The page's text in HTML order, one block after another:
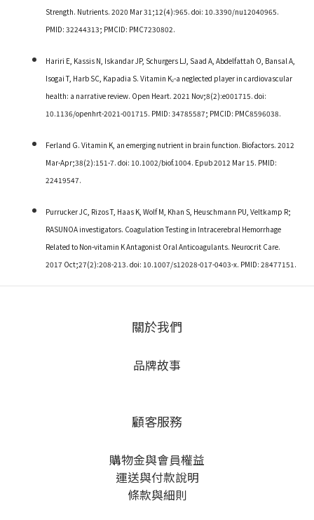
Strength. Nutrients. 2020 Mar 31;12(4):965. doi: 10.3390/nu12040965.
PMID: 32244313; PMCID: PMC7230802.
Hariri E, Kassis N, Iskandar JP, Schurgers LJ, Saad A, Abdelfattah O, Bansal A,
Isogai T, Harb SC, Kapadia S. Vitamin K2-a neglected player in cardiovascular
health: a narrative review. Open Heart. 2021 Nov;8(2):e001715. doi:
10.1136/openhrt-2021-001715. PMID: 34785587; PMCID: PMC8596038.
Ferland G. Vitamin K, an emerging nutrient in brain function. Biofactors. 2012
Mar-Apr;38(2):151-7. doi: 10.1002/biof.1004. Epub 2012 Mar 15. PMID:
22419547.
Purrucker JC, Rizos T, Haas K, Wolf M, Khan S, Heuschmann PU, Veltkamp R;
RASUNOA investigators. Coagulation Testing in Intracerebral Hemorrhage
Related to Non-vitamin K Antagonist Oral Anticoagulants. Neurocrit Care.
2017 Oct;27(2):208-213. doi: 10.1007/s12028-017-0403-x. PMID: 28477151.
關於我們
品牌故事
顧客服務
購物金與會員權益
運送與付款說明
條款與細則